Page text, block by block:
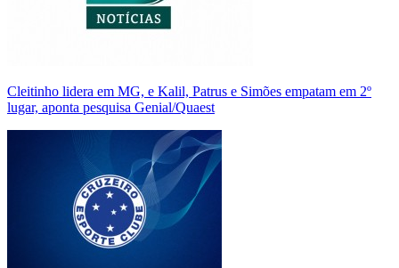
Cleitinho lidera em MG, e Kalil, Patrus e Simões empatam em 2º
lugar, aponta pesquisa Genial/Quaest